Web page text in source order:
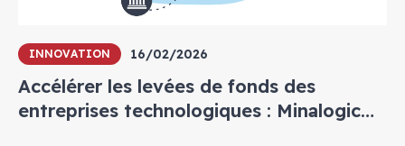
INNOVATION 16/02/2026
Accélérer les levées de fonds des
entreprises technologiques : Minalogic